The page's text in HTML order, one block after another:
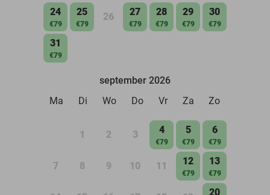
24
€79
25
€79
26 27
€79
28
€79
29
€79
30
€79
31
€79
september 2026
Ma
Di Wo Do Vr Za Zo
1 2 3 4
€79
5
€79
6
€79
7 8 9 10 11 12
€79
13
€79
20